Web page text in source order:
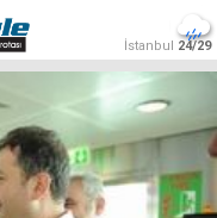
İstanbul 24/29